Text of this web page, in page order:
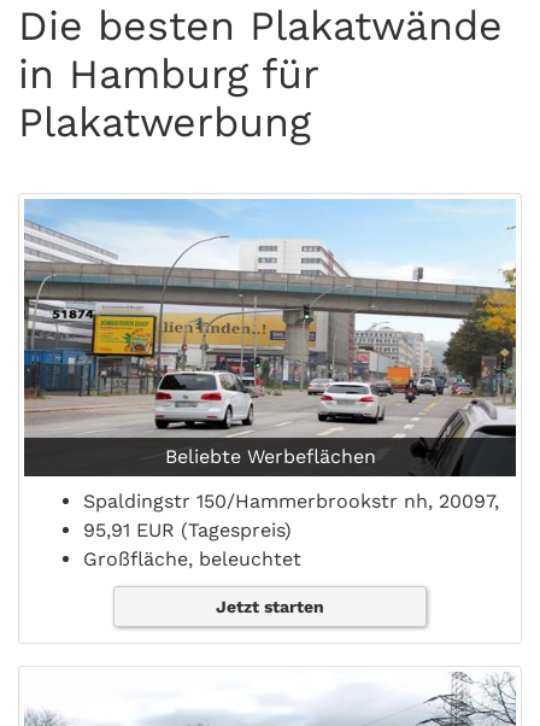
Die besten Plakatwände
in Hamburg für
Plakatwerbung
Beliebte Werbeflächen
Spaldingstr 150/Hammerbrookstr nh, 20097,
95,91 EUR (Tagespreis)
Großfläche, beleuchtet
Jetzt starten